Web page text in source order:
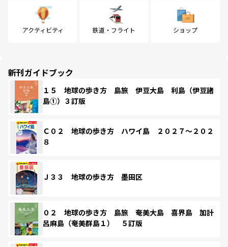
アクティビティ 鉄道・フライト ショップ
新刊ガイドブック
１５ 地球の歩き方 島旅 伊豆大島 利島（伊豆諸
島①）３訂版
Ｃ０２ 地球の歩き方 ハワイ島 ２０２７～２０２
８
Ｊ３３ 地球の歩き方 墨田区
０２ 地球の歩き方 島旅 奄美大島 喜界島 加計
呂麻島（奄美群島１） ５訂版